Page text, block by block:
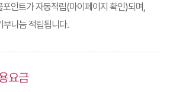
인트가 자동적립(마이페이지 확인)되며,
나눔 적립됩니다.
요금